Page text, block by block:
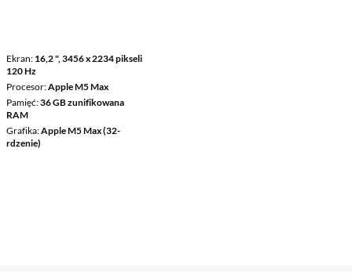
Ekran 16,2 ", 3456 x 2234 pikseli
120 Hz
Procesor Apple M5 Max
Pamięć 36 GB zunifikowana
RAM
Grafika Apple M5 Max (32-
rdzenie)